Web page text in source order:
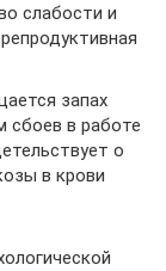
слабости и
запах
сбоев в работе
о
в крови